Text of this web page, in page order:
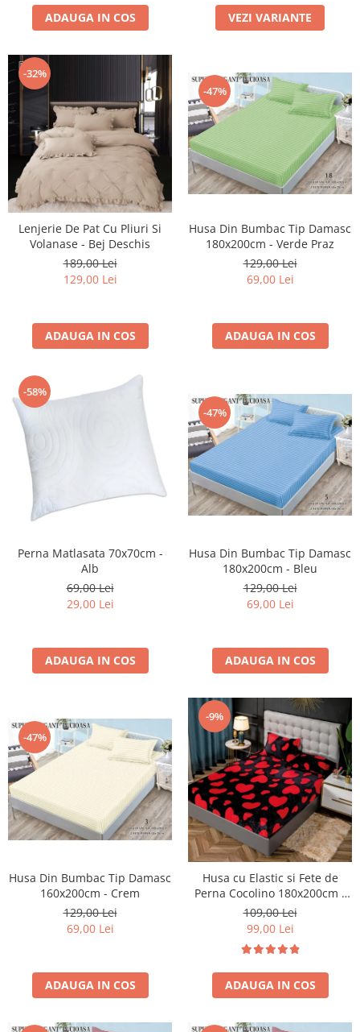
ADAUGA IN COS VEZI VARIANTE
-32%
Lenjerie De Pat Cu Pliuri Si
Volanase - Bej Deschis
189,00 Lei
129,00 Lei
ADAUGA IN COS
-47%
Husa Din Bumbac Tip Damasc
180x200cm - Verde Praz
129,00 Lei
69,00 Lei
ADAUGA IN COS
-58%
Perna Matlasata 70x70cm -
Alb
69,00 Lei
29,00 Lei
ADAUGA IN COS
-47%
Husa Din Bumbac Tip Damasc
180x200cm - Bleu
129,00 Lei
69,00 Lei
ADAUGA IN COS
-47%
Husa Din Bumbac Tip Damasc
160x200cm - Crem
129,00 Lei
69,00 Lei
ADAUGA IN COS
-9%
Husa cu Elastic si Fete de
Perna Cocolino 180x200cm -
Hearts - Negru Cu Inimioare
Rosii
109,00 Lei
99,00 Lei
ADAUGA IN COS